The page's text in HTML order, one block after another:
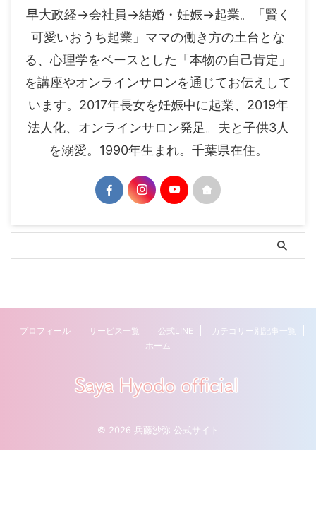
早大政経→会社員→結婚・妊娠→起業。「賢く
可愛いおうち起業」ママの働き方の土台とな
る、心理学をベースとした「本物の自己肯定」
を講座やオンラインサロンを通じてお伝えして
います。2017年長女を妊娠中に起業、2019年
法人化、オンラインサロン発足。夫と子供3人
を溺愛。1990年生まれ。千葉県在住。
プロフィール サービス一覧 公式LINE
カテゴリー別記事一覧
ホーム
© 2026 兵藤沙弥 公式サイト